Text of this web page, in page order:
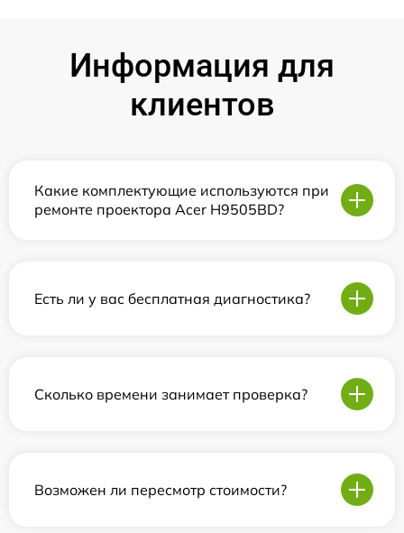
Информация для
клиентов
Какие комплектующие используются при
ремонте проектора Acer H9505BD?
Есть ли у вас бесплатная диагностика?
Сколько времени занимает проверка?
Возможен ли пересмотр стоимости?